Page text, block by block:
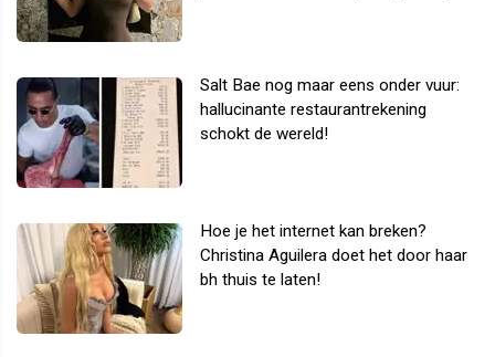
Salt Bae nog maar eens onder vuur:
hallucinante restaurantrekening
schokt de wereld!
Hoe je het internet kan breken?
Christina Aguilera doet het door haar
bh thuis te laten!